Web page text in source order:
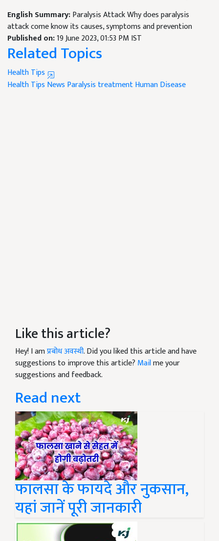
English Summary:Paralysis Attack Why does paralysis
attack come know its causes, symptoms and prevention
Published on:19 June 2023, 01:53 PM IST
Related Topics
Health Tips
Health Tips News Paralysis treatmentHuman Disease
Like this article?
Hey! I amप्रबोध अवस्थी. Did you liked this article and have
suggestions to improve this article? Mailme your
suggestions and feedback.
Read next
फालसा के फायदे और नुकसान,
यहां जानें पूरी जानकारी